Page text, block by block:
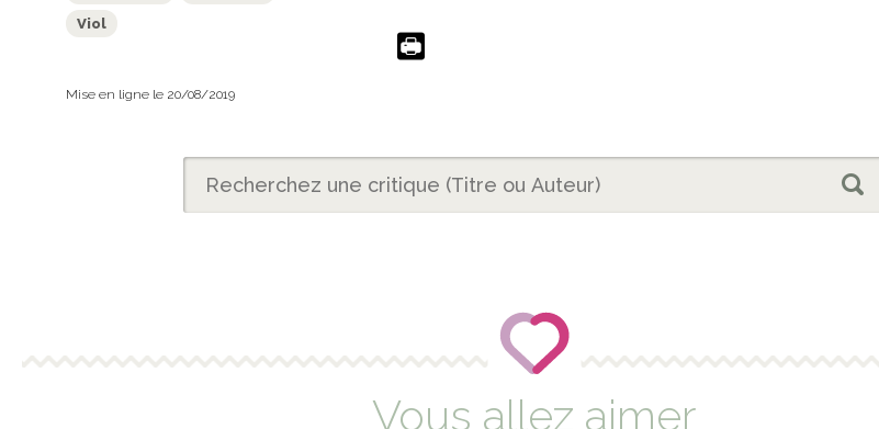
Viol
Mise en ligne le 20/08/2019
Vous allez aimer